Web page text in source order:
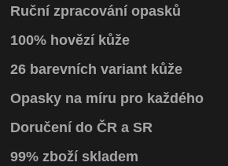
Ruční zpracování opasků
100% hovězí kůže
26 barevních variant kůže
Opasky na míru pro každého
Doručení do ČR a SR
99% zboží skladem